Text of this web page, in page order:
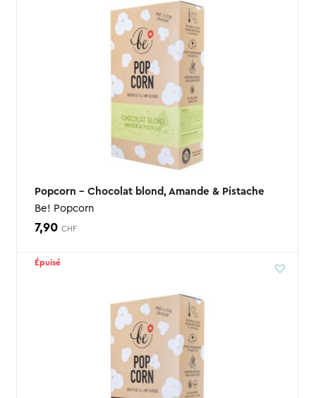
Popcorn – Chocolat blond, Amande & Pistache
Be! Popcorn
7,90 CHF
Épuisé